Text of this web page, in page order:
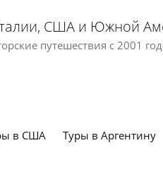
США и Южной
путешествия с 2001
в США Туры в Аргентину